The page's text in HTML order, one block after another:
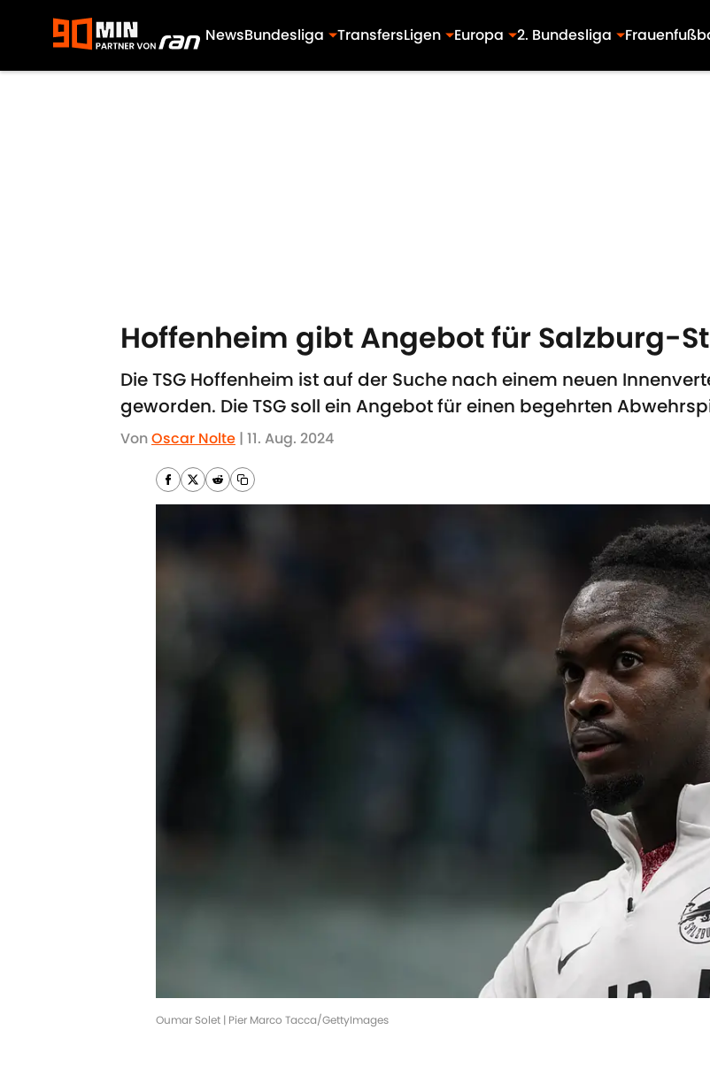
NewsBundesliga TransfersLigen Europa 2. Bundesliga
Hoffenheim gibt Angebot für Salzburg-
Die TSG Hoffenheim ist auf der Suche nach einem neuen
geworden. Die TSG soll ein Angebot für einen begehrten
VonOscar Nolte | 11. Aug. 2024
Oumar Solet | Pier Marco Tacca/GettyImages